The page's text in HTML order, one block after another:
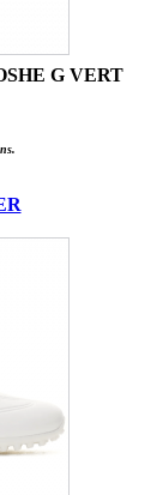
G VERT